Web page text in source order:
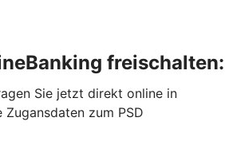
freischalten:
Sie jetzt direkt online in
zum PSD